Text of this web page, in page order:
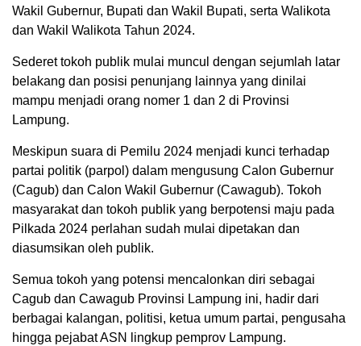
Wakil Gubernur, Bupati dan Wakil Bupati, serta Walikota
dan Wakil Walikota Tahun 2024.
Sederet tokoh publik mulai muncul dengan sejumlah latar
belakang dan posisi penunjang lainnya yang dinilai
mampu menjadi orang nomer 1 dan 2 di Provinsi
Lampung.
Meskipun suara di Pemilu 2024 menjadi kunci terhadap
partai politik (parpol) dalam mengusung Calon Gubernur
(Cagub) dan Calon Wakil Gubernur (Cawagub). Tokoh
masyarakat dan tokoh publik yang berpotensi maju pada
Pilkada 2024 perlahan sudah mulai dipetakan dan
diasumsikan oleh publik.
Semua tokoh yang potensi mencalonkan diri sebagai
Cagub dan Cawagub Provinsi Lampung ini, hadir dari
berbagai kalangan, politisi, ketua umum partai, pengusaha
hingga pejabat ASN lingkup pemprov Lampung.